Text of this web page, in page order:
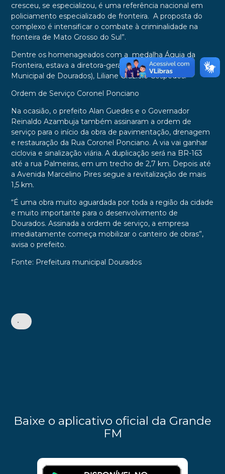
cresceu, se especializou, é uma referência nacional em
policiamento especializado de fronteira. A proposta do
complexo é intensificar o combate à criminalidade na
fronteira de Mato Grosso do Sul”.
Dentre os homenageados com a medalha Águia da
Fronteira, estava a diretora-geral da GMD (Guarda
Municipal de Dourados), Liliane Graziele Céspedes.
Ordem de Serviço Coronel Ponciano
Na ocasião, o prefeito Alan Guedes e o Governador
Reinaldo Azambuja também assinaram a ordem de
serviço para o início da obra de pavimentação, drenagem
e restauração da Rua Coronel Ponciano. A via vai ganhar
ciclovia e sinalização viária. A duplicação será na BR-163
até a rua Palmeiras, em um trecho de 2,7 km. Depois até
a Avenida Marcelino Pires segue a revitalização de mais
1,5 km.
“É uma obra muito aguardada por toda a região da cidade
e muito importante para o desenvolvimento de
Dourados. Assinada a ordem de serviço, a empresa
imediatamente começa mobilizar o canteiro de obras”,
avisa o prefeito.
Fonte: Prefeitura municipal Dourados
•
Baixe o aplicativo oficial da Grande
FM